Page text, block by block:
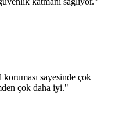
koruması sayesinde çok
çok daha iyi."